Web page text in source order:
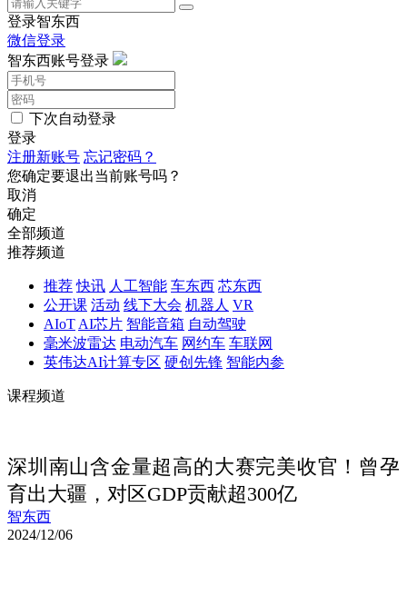
登录智东西
微信登录
智东西账号登录
下次自动登录
登录
注册新账号 忘记密码？
您确定要退出当前账号吗？
取消
确定
全部频道
推荐频道
推荐 快讯 人工智能 车东西 芯东西
公开课 活动 线下大会 机器人 VR
AIoT AI芯片 智能音箱 自动驾驶
毫米波雷达 电动汽车 网约车 车联网
英伟达AI计算专区 硬创先锋 智能内参
课程频道
深圳南山含金量超高的大赛完美收官！曾孕
育出大疆，对区GDP贡献超300亿
智东西
2024/12/06